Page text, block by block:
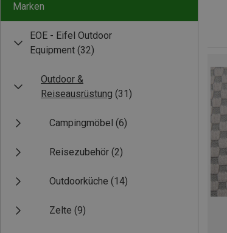
Marken
EOE - Eifel Outdoor
Equipment (32)
Outdoor &
Reiseausrüstung (31)
Campingmöbel (6)
Reisezubehör (2)
Outdoorküche (14)
Zelte (9)